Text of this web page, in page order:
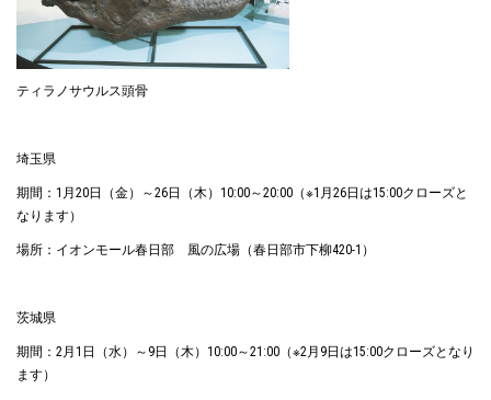
ティラノサウルス頭骨
埼玉県
期間：1月20日（金）～26日（木）10:00～20:00（※1月26日は15:00クローズと
なります）
場所：イオンモール春日部 風の広場（春日部市下柳420-1）
茨城県
期間：2月1日（水）～9日（木）10:00～21:00（※2月9日は15:00クローズとなり
ます）